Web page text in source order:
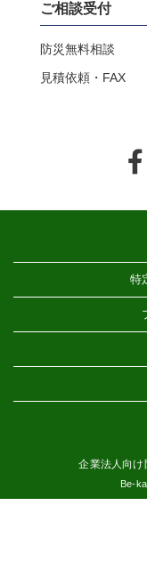
ご相談受付
防災無料相談
見積依頼・FAX
特
企業法人向け
Be-